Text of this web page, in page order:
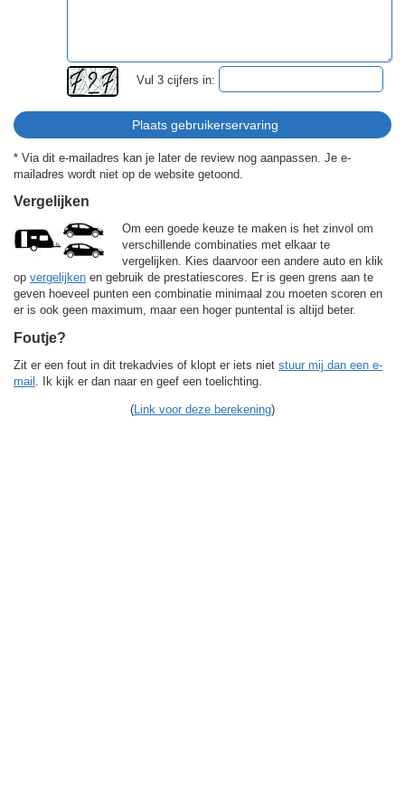
Vul 3 cijfers in:
* Via dit e-mailadres kan je later de review nog aanpassen. Je e-
mailadres wordt niet op de website getoond.
Vergelijken
Om een goede keuze te maken is het zinvol om
verschillende combinaties met elkaar te
vergelijken. Kies daarvoor een andere auto en klik
op vergelijken en gebruik de prestatiescores. Er is geen grens aan te
geven hoeveel punten een combinatie minimaal zou moeten scoren en
er is ook geen maximum, maar een hoger puntental is altijd beter.
Foutje?
Zit er een fout in dit trekadvies of klopt er iets niet stuur mij dan een e-
mail
. Ik kijk er dan naar en geef een toelichting.
( Link voor deze berekening)